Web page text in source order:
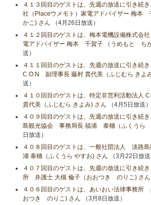
４１３回目のゲストは、先週の放送に引き続
社（Placeウメモト）家電アドバイザー 梅本
かこ) さん （4月26日放送）
４１２回目のゲストは、梅本電機設備株式会
電アドバイザー 梅本 千賀子 （うめもと ち
送）
４１１回目のゲストは、先週の放送に引き続
C.O.N 副理事長 藤村 貴代美（ふじむら きよ
送）
４１０回目のゲストは、特定非営利活動法人
貴代美（ふじむら きよみ) さん （4月5日放送）
４０９回目のゲストは、先週の放送に引き続
島観光協会 事務局長 福浦 泰穗（ふくうら
日放送）
４０８回目のゲストは、一般社団法人 淡路
浦 泰穗（ふくうら やすお) さん （3月22日放送
４０７回目のゲストは、先週の放送に引き続
所 弁護士 大槻 倫子（おおつき のりこ) さん
４０６回目のゲストは、あいおい法律事務所
おつき のりこ) さん （3月8日放送）